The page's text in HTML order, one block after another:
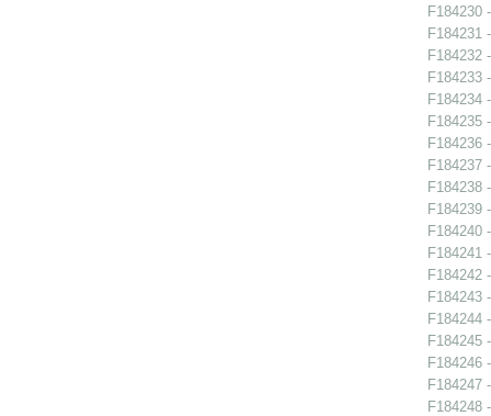
F184230
F184231
F184232
F184233
F184234
F184235
F184236
F184237
F184238
F184239
F184240
F184241
F184242
F184243
F184244
F184245
F184246
F184247
F184248